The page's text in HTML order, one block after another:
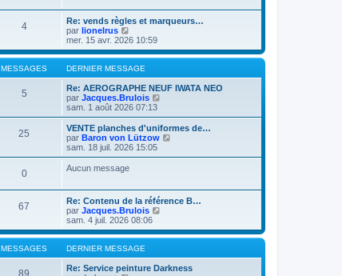
s
s
a
g
e
r
s
s
g
e
t
e
l
e
d
r
n
i
e
r
m
e
s
s
4
Re: vends règles et marqueurs…
par lionelrus
o
n
s
u
l
t
e
r
l
e
d
e
r
m
e
s
s
a
g
e
mer. 15 avr. 2026 10:59
MESSAGES DERNIER MESSAGE
5
Re: AEROGRAPHE NEUF IWATA NEO
par Jacques.Brulois
n
s
u
e
d
n
i
r
m
sam. 1 août 2026 07:13
25
VENTE planches d'uniformes de…
par Baron von Lützow
n
t
e
e
d
r
n
sam. 18 juil. 2026 15:05
0 Aucun message
67
Re: Contenu de la référence B…
par Jacques.Brulois
n
s
l
t
sam. 4 juil. 2026 08:06
MESSAGES DERNIER MESSAGE
89
Re: Service peinture Darkness